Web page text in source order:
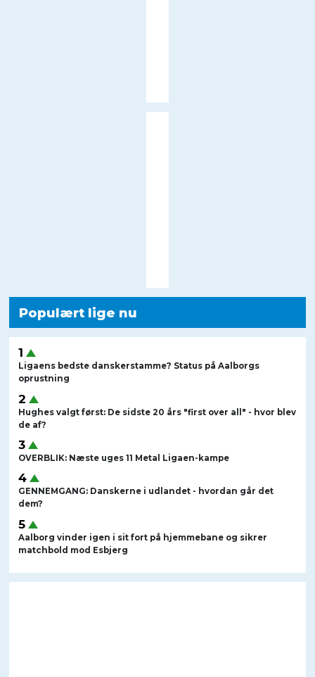
Populært lige nu
Ligaens bedste danskerstamme? Status på Aalborgs
oprustning
Hughes valgt først: De sidste 20 års "first over all" - hvor blev
de af?
OVERBLIK: Næste uges 11 Metal Ligaen-kampe
GENNEMGANG: Danskerne i udlandet - hvordan går det
dem?
Aalborg vinder igen i sit fort på hjemmebane og sikrer
matchbold mod Esbjerg